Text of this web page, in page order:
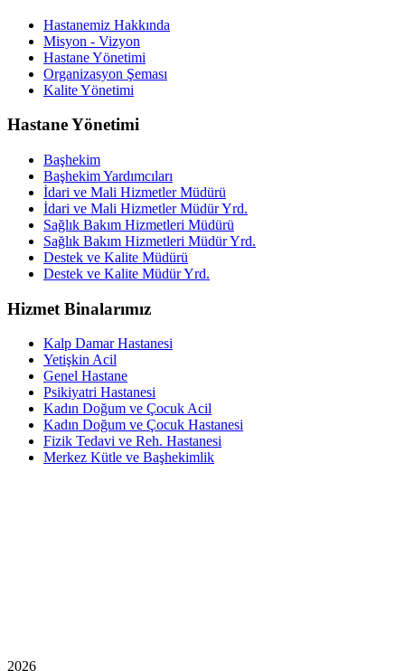
Hastanemiz Hakkında
Misyon - Vizyon
Hastane Yönetimi
Organizasyon Şeması
Kalite Yönetimi
Hastane Yönetimi
Başhekim
Başhekim Yardımcıları
İdari ve Mali Hizmetler Müdürü
İdari ve Mali Hizmetler Müdür Yrd.
Sağlık Bakım Hizmetleri Müdürü
Sağlık Bakım Hizmetleri Müdür Yrd.
Destek ve Kalite Müdürü
Destek ve Kalite Müdür Yrd.
Hizmet Binalarımız
Kalp Damar Hastanesi
Yetişkin Acil
Genel Hastane
Psikiyatri Hastanesi
Kadın Doğum ve Çocuk Acil
Kadın Doğum ve Çocuk Hastanesi
Fizik Tedavi ve Reh. Hastanesi
Merkez Kütle ve Başhekimlik
2026